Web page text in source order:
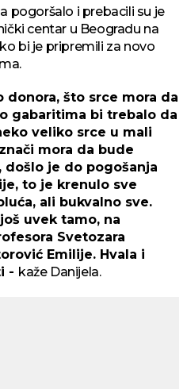
pogoršalo i prebacili su je
centar u Beogradu na
bi je pripremili za novo
donora, što srce mora da
gabaritima bi trebalo da
veliko srce u mali
mora da bude
je do pogošanja
to je krenulo sve
ali bukvalno sve.
uvek tamo, na
Svetozara
Emilije. Hvala i
- kaže Danijela.